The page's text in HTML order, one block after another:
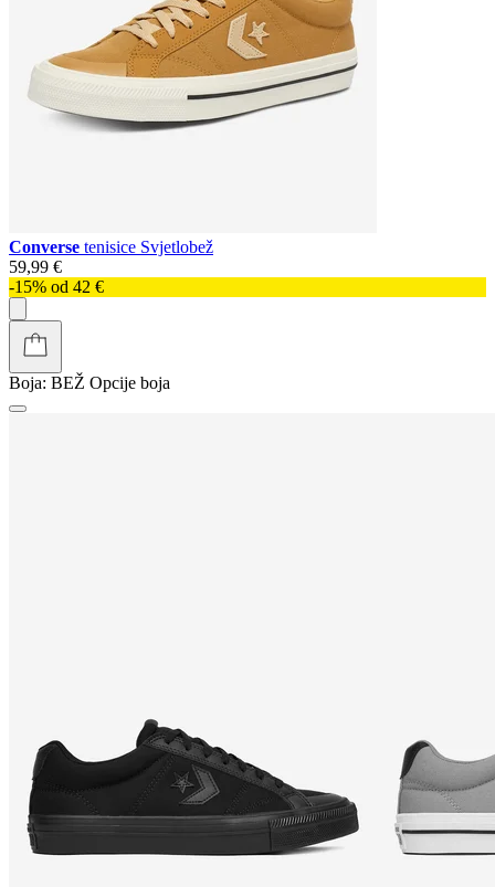
Converse tenisice Svjetlobež
59,99 €
-15% od 42 €
Boja: BEŽ Opcije boja